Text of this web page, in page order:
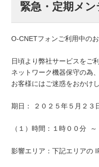
緊急・定期メ
O-CNETフォンご利用中の
日頃より弊社サービスをご
ネットワーク機器保守の為
お客様にはご迷惑をおかけ
期日： ２０２５年５月２３
（１）時間：１時００分
影響エリア：下記エリアの